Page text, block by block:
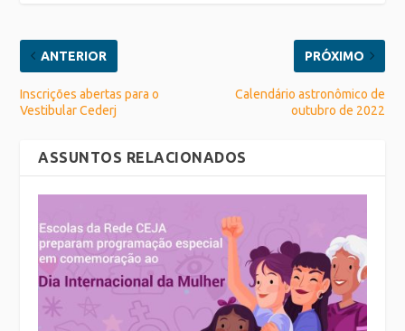
ANTERIOR
Inscrições abertas para o
Vestibular Cederj
PRÓXIMO
Calendário astronômico de
outubro de 2022
ASSUNTOS RELACIONADOS